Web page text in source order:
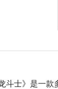
斗士》是一